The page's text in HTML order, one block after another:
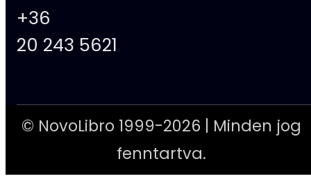
+36
20 243 5621
© NovoLibro 1999-2026 | Minden jog
fenntartva.